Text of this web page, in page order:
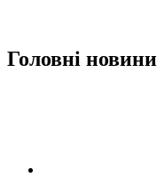
Головні новини